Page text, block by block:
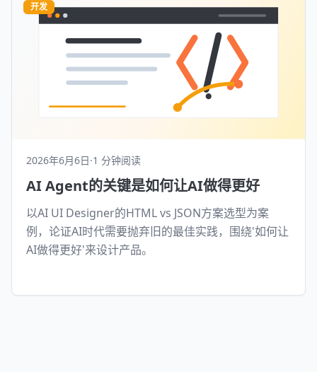
开发
2026年6月6日·1 分钟阅读
AI Agent的关键是如何让AI做得更好
以AI UI Designer的HTML vs JSON方案选型为案
例，论证AI时代需要抛弃旧的最佳实践，围绕'如何让
AI做得更好'来设计产品。